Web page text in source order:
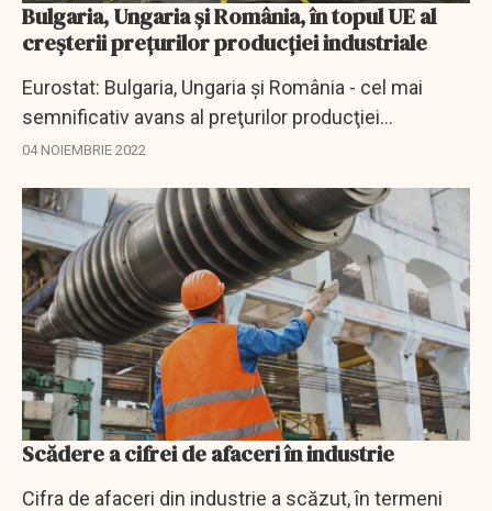
Bulgaria, Ungaria şi România, în topul UE al
creşterii preţurilor producţiei industriale
Eurostat: Bulgaria, Ungaria şi România - cel mai
semnificativ avans al preţurilor producţiei
industriale din UE, în septembrie.
04 NOIEMBRIE 2022
Scădere a cifrei de afaceri în industrie
Cifra de afaceri din industrie a scăzut, în termeni